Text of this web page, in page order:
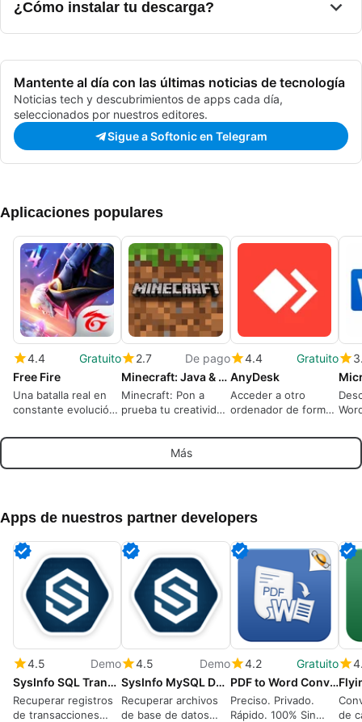
¿Cómo instalar tu descarga?
Mantente al día con las últimas noticias de tecnología
Noticias tech y descubrimientos de apps cada día,
seleccionados por nuestros editores.
Sigue a Softonic en Telegram
Aplicaciones populares
4.4
Gratuito
Free Fire
Una batalla real en
constante evolución
2.7
De pago
Minecraft: Java & Bedrock Edition
Minecraft: Pon a
prueba tu creatividad
cubos
4.4
Gratuito
AnyDesk
Acceder a otro
ordenador de forma
de
Más
Apps de nuestros partner developers
4.5
Demo
SysInfo SQL Transaction Log Recovery
Recuperar registros
de transacciones
4.5
Demo
SysInfo MySQL Database Recovery Tool for Windows
Recuperar archivos
de base de datos
4.2
Gratuito
PDF to Word Converter
Preciso. Privado.
Rápido. 100% Sin
de